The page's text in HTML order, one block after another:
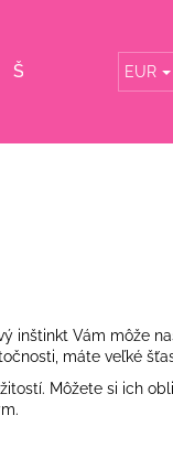
Šaty pre EUR
inštinkt Vám môže
máte veľké
Môžete si ich